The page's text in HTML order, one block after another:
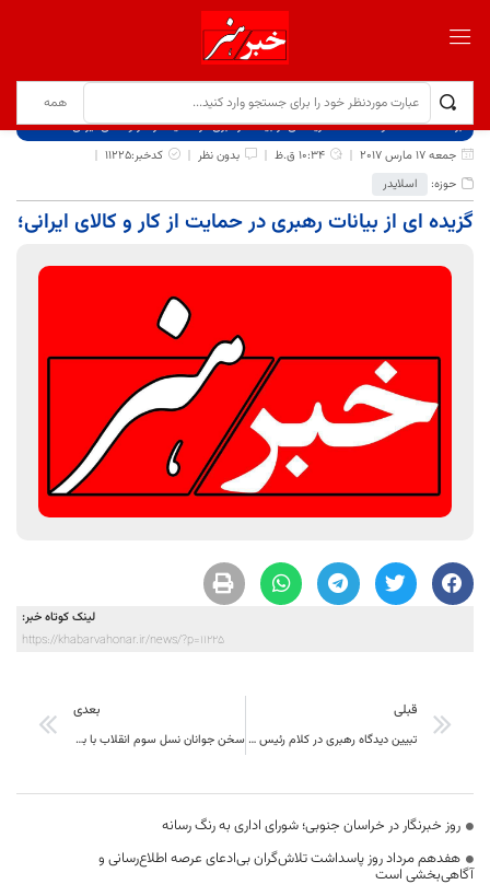
برگ نخست نوشته‌ها
گزیده ای از بیانات رهبری در حمایت از کار و کالای ایرانی؛
جمعه 17 مارس 2017
10:34 ق.ظ بدون نظر
کدخبر:11225
حوزه:
اسلایدر
گزیده ای از بیانات رهبری در حمایت از کار و کالای ایرانی؛
لینک کوتاه خبر:
https://khabarvahonar.ir/news/?p=11225
قبلی
تبیین دیدگاه رهبری در کلام رئیس جمهوری؛
بعدی
سخن جوانان نسل سوم انقلاب با بزرگان اصلاحات استان
روز خبرنگار در خراسان جنوبی؛ شورای اداری به رنگ رسانه
هفدهم مرداد روز پاسداشت تلاش‌گران بی‌ادعای عرصه اطلاع‌رسانی و
آگاهی‌بخشی است